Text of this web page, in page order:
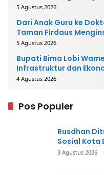
5 Agustus 2026
Dari Anak Guru ke
Taman Firdaus
5 Agustus 2026
Bupati Bima Lobi
Infrastruktur dan
4 Agustus 2026
Pos Populer
Rusdhan
Sosial Kota
3 Agustus 2026